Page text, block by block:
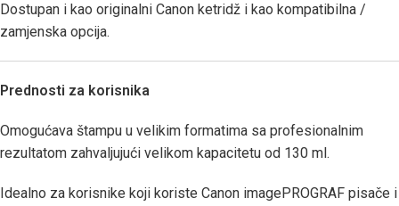
Dostupan i kao originalni Canon ketridž i kao kompatibilna /
zamjenska opcija.
Prednosti za korisnika
Omogućava štampu u velikim formatima sa profesionalnim
rezultatom zahvaljujući velikom kapacitetu od 130 ml.
Idealno za korisnike koji koriste Canon imagePROGRAF pisače i